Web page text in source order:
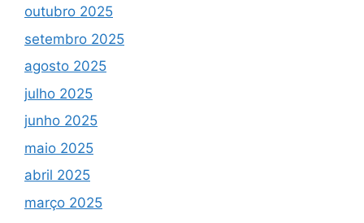
outubro 2025
setembro 2025
agosto 2025
julho 2025
junho 2025
maio 2025
abril 2025
março 2025